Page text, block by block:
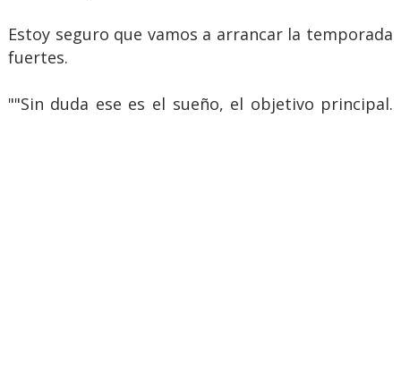
Estoy seguro que vamos a arrancar la temporada
fuertes.
""Sin duda ese es el sueño, el objetivo principal.